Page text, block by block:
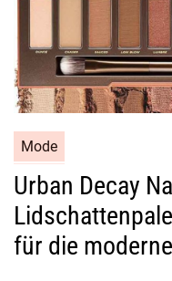
Mode
Urban Decay
für die